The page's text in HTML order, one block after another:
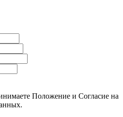
Положение и Согласие на